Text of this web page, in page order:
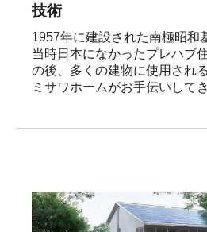
技術
1957年に建設された南極昭和
当時日本になかったプレハブ
の後、多くの建物に使用され
ミサワホームがお手伝いして